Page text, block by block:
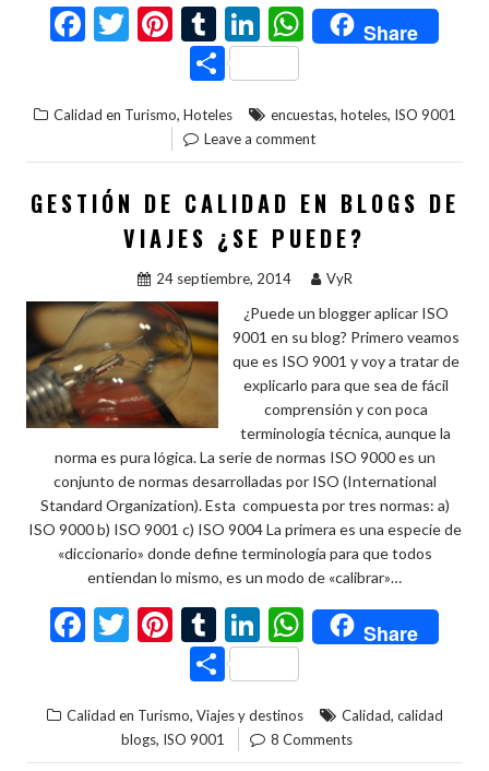
F
b
o
o
T
er
Pi
nt
er
es
t
T
u
m
bl
r
Li
n
ke
dI
n
W
h
s
A
p
p
Share
C
o
m
p
ar
ti
r
Calidad en Turismo, Hoteles encuestas, hoteles, ISO 9001
Leave a comment
GESTIÓN DE CALIDAD EN BLOGS DE
VIAJES ¿SE PUEDE?
24 septiembre, 2014 VyR
¿Puede un blogger aplicar ISO
9001 en su blog? Primero veamos
que es ISO 9001 y voy a tratar de
explicarlo para que sea de fácil
comprensión y con poca
terminología técnica, aunque la
norma es pura lógica. La serie de normas ISO 9000 es un
conjunto de normas desarrolladas por ISO (International
Standard Organization). Esta compuesta por tres normas: a)
ISO 9000 b) ISO 9001 c) ISO 9004 La primera es una especie de
«diccionario» donde define terminología para que todos
entiendan lo mismo, es un modo de «calibrar»…
F
b
T
er
Pi
nt
er
es
T
u
m
bl
Li
n
ke
dI
W
h
s
Share
C
m
Calidad en Turismo, Viajes y destinos Calidad, calidad
blogs, ISO 9001 8 Comments